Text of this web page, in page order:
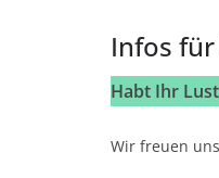
Infos
Habt Ihr
Wir freuen